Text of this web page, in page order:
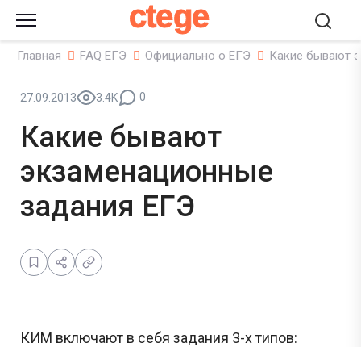
ctege
Главная FAQ ЕГЭ Официально о ЕГЭ Какие бывают
27.09.2013 3.4K 0
Какие бывают
экзаменационные
задания ЕГЭ
КИМ включают в себя задания 3-х типов: